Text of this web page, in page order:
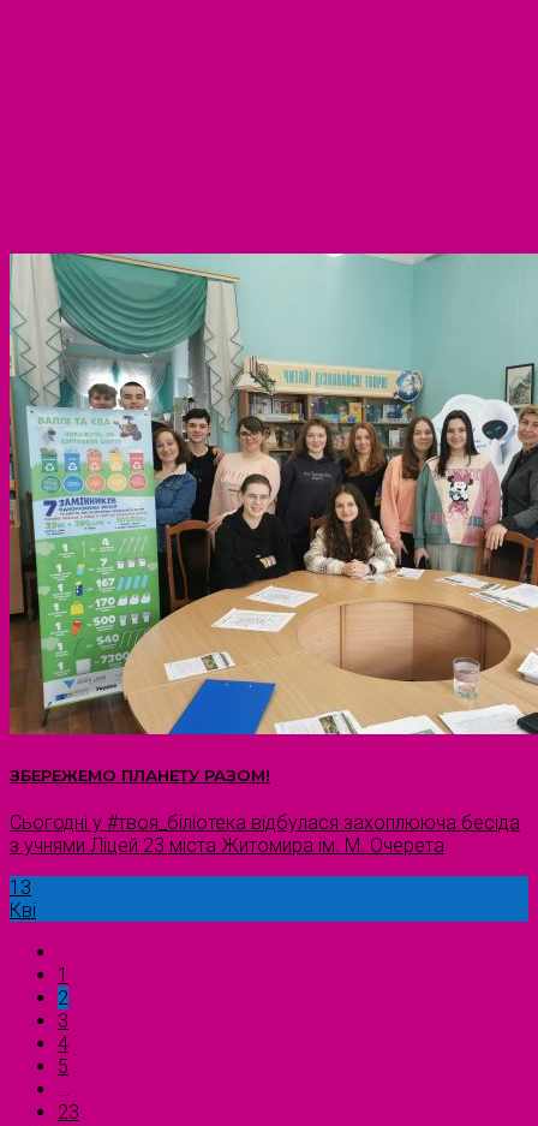
ЗБЕРЕЖЕМО ПЛАНЕТУ РАЗОМ!
Сьогодні у #твоя_біліотека відбулася захоплююча бесіда
з учнями Ліцей 23 міста Житомира ім. М. Очерета
13
Кві
1
2
3
4
5
…
23